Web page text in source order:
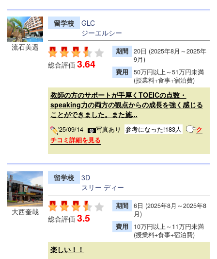
流石美遥
留学校
GLC
ジーエルシー
総合評価 3.64
期間
20日 (2025年8月～2025年
9月)
費用
50万円以上～51万円未満
(授業料+食事+宿泊費)
教師の方のサポートが手厚くTOEICの点数・
speaking力の両方の観点からの成長を強く感じる
ことができました。また施...
'25/09/14 写真あり 参考になった!183人
ク
チコミ詳細を見る
大西奎哉
留学校
3D
スリー ディー
総合評価 3.5
期間
6日 (2025年8月～2025年8
月)
費用
10万円以上～11万円未満
(授業料+食事+宿泊費)
楽しい！！